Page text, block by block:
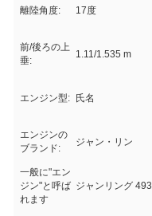
離陸角度: 17度
前/後ろの上
垂:
1.11/1.535 m
エンジン型: 氏名
エンジンの
ブランド:
ジャン・リン
一般に"エン
ジン"と呼ば
れます
ジャンリング 493